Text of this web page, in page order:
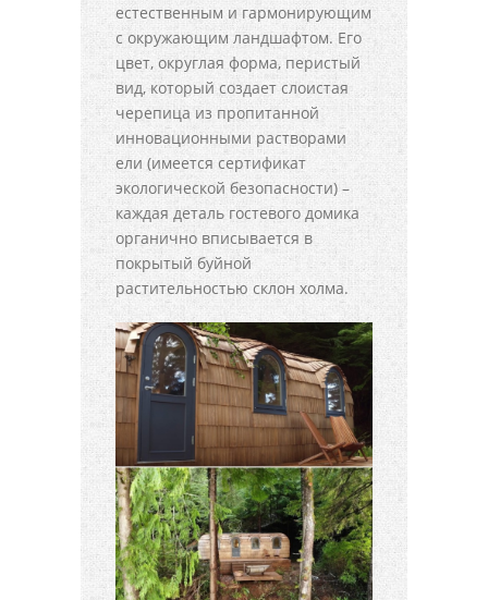
естественным и гармонирующим
с окружающим ландшафтом. Его
цвет, округлая форма, перистый
вид, который создает слоистая
черепица из пропитанной
инновационными растворами
ели (имеется сертификат
экологической безопасности) –
каждая деталь гостевого домика
органично вписывается в
покрытый буйной
растительностью склон холма.